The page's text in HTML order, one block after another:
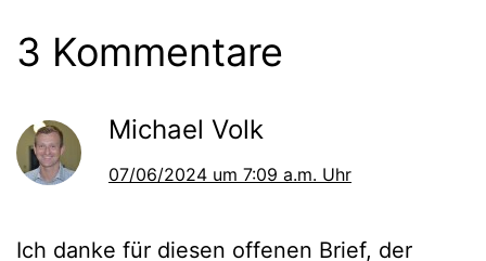
3 Kommentare
Michael Volk
07/06/2024 um 7:09 a.m. Uhr
Ich danke für diesen offenen Brief, der